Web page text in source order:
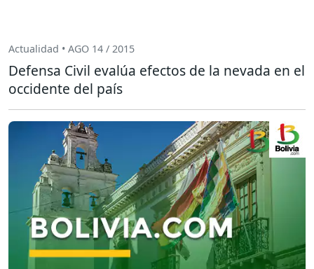
Actualidad • AGO 14 / 2015
Defensa Civil evalúa efectos de la nevada en el
occidente del país